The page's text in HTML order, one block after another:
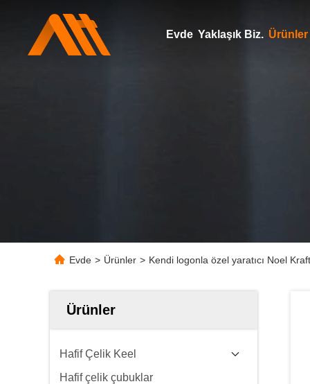
Evde Yaklaşık Biz. Ürünler
Evde > Ürünler > Kendi logonla özel yaratıcı Noel
Ürünler
Hafif Çelik Keel
Hafif çelik çubuklar